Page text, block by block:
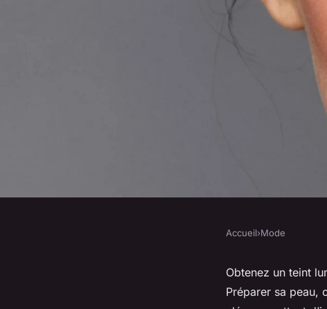
Conseils
Accueil›Mode
Obtenez un teint
Préparer sa peau,